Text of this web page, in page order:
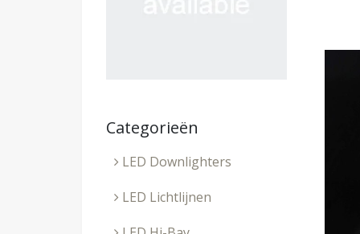
Categorieën
LED Downlighters
LED Lichtlijnen